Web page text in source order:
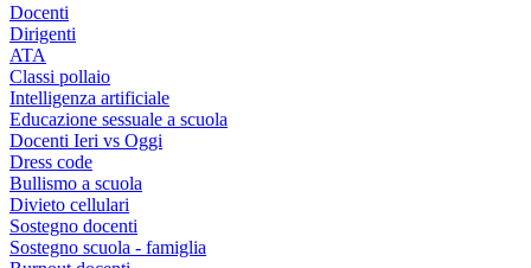
Docenti
Dirigenti
ATA
Classi pollaio
Intelligenza artificiale
Educazione sessuale a scuola
Docenti Ieri vs Oggi
Dress code
Bullismo a scuola
Divieto cellulari
Sostegno docenti
Sostegno scuola - famiglia